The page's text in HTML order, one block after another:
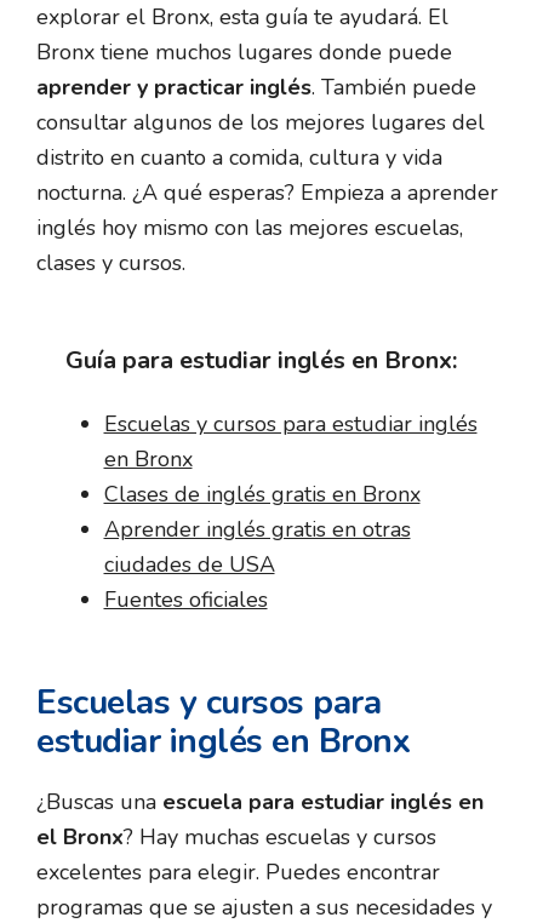
explorar el Bronx, esta guía te ayudará. El
Bronx tiene muchos lugares donde puede
aprender y practicar inglés. También puede
consultar algunos de los mejores lugares del
distrito en cuanto a comida, cultura y vida
nocturna. ¿A qué esperas? Empieza a aprender
inglés hoy mismo con las mejores escuelas,
clases y cursos.
Guía para estudiar inglés en Bronx:
Escuelas y cursos para estudiar inglés
en Bronx
Clases de inglés gratis en Bronx
Aprender inglés gratis en otras
ciudades de USA
Fuentes oficiales
Escuelas y cursos para
estudiar inglés en Bronx
¿Buscas una escuela para estudiar inglés en
el Bronx? Hay muchas escuelas y cursos
excelentes para elegir. Puedes encontrar
programas que se ajusten a sus necesidades y